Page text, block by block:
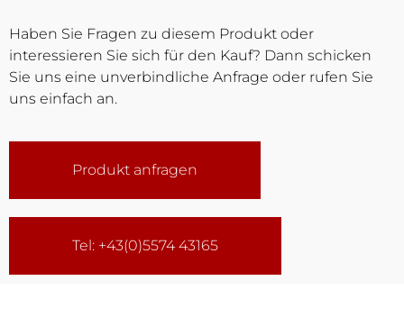
Haben Sie Fragen zu diesem Produkt oder
interessieren Sie sich für den Kauf? Dann schicken
Sie uns eine unverbindliche Anfrage oder rufen Sie
uns einfach an.
Produkt anfragen
Tel: +43(0)5574 43165